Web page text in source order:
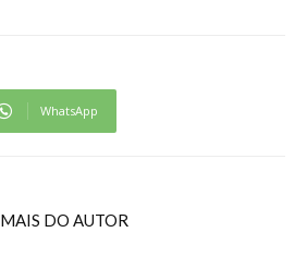
WhatsApp
MAIS DO AUTOR